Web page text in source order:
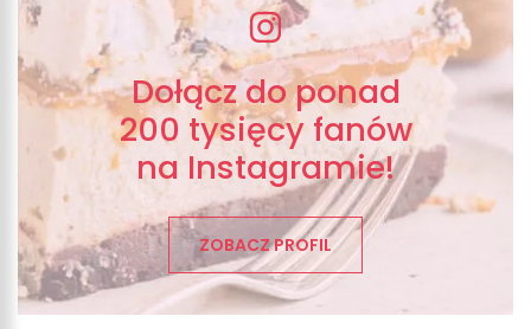
Dołącz do ponad
200 tysięcy fanów
na Instagramie!
ZOBACZ PROFIL